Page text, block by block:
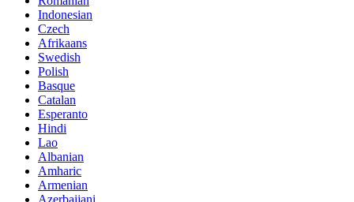
Indonesian
Czech
Afrikaans
Swedish
Polish
Basque
Catalan
Esperanto
Hindi
Lao
Albanian
Amharic
Armenian
Azerbaijani